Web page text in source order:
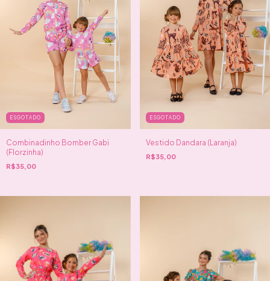
ESGOTADO
Combinadinho Bomber Gabi
(Florzinha)
R$35,00
ESGOTADO
Vestido Dandara (Laranja)
R$35,00